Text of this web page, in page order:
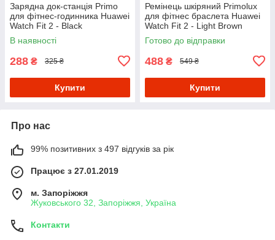
Зарядна док-станція Primo
для фітнес-годинника Huawei
Watch Fit 2 - Black
В наявності
288 ₴ 325 ₴
Купити
Ремінець шкіряний Primolux
для фітнес браслета Huawei
Watch Fit 2 - Light Brown
Готово до відправки
488 ₴ 549 ₴
Купити
Про нас
99% позитивних з 497 відгуків за рік
Працює з 27.01.2019
м. Запоріжжя
Жуковського 32, Запоріжжя, Україна
Контакти